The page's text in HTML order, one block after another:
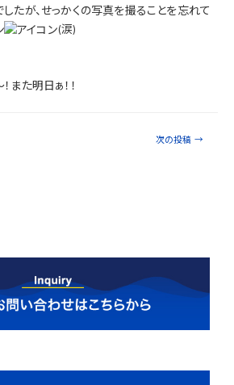
たが、せっかくの写真を撮ることを忘れて
(涙)
また明日ぁ！！
次の投稿 →